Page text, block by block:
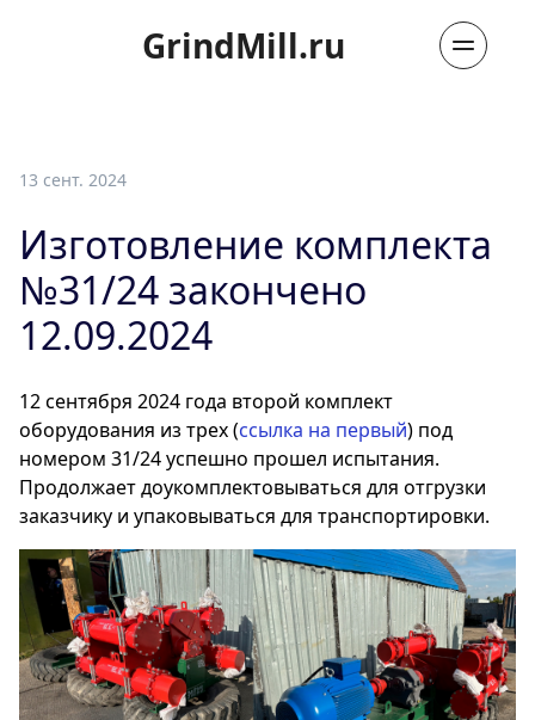
GrindMill.ru
13 сент. 2024
Изготовление комплекта
№31/24 закончено
12.09.2024
12 сентября 2024 года второй комплект
оборудования из трех (ссылка на первый) под
номером 31/24 успешно прошел испытания.
Продолжает доукомплектовываться для отгрузки
заказчику и упаковываться для транспортировки.